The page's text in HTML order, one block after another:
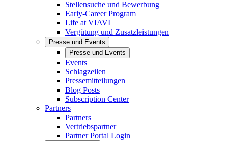
Stellensuche und Bewerbung
Early-Career Program
Life at VIAVI
Vergütung und Zusatzleistungen
Presse und Events
Presse und Events
Events
Schlagzeilen
Pressemitteilungen
Blog Posts
Subscription Center
Partners
Partners
Vertriebspartner
Partner Portal Login